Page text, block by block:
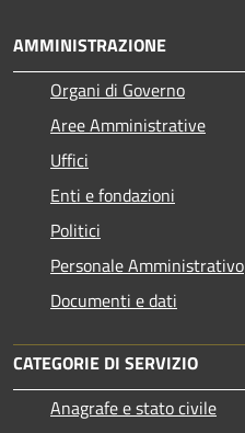
AMMINISTRAZIONE
Organi di Governo
Aree Amministrative
Uffici
Enti e fondazioni
Politici
Personale Amministrativo
Documenti e dati
CATEGORIE DI SERVIZIO
Anagrafe e stato civile